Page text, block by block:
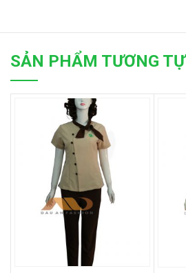
SẢN PHẨM TƯƠNG TỰ